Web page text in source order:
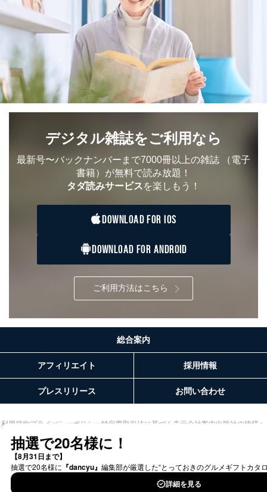
デジタル雑誌をご利用なら
最新号〜バックナンバーまで7000冊以上の雑誌 （電子
書籍）が無料で読み放題！
タダ読みサービスを楽しもう！
DOWNLOAD FOR IOS
DOWNLOAD FOR ANDROID
ご利用方法はこちら
総合案内
アフィリエイト 採用情報
プレスリリース お問い合わせ
利用規約プライバシーポリシー 特定商取引法に基づく表示会社案内出版社の皆様へ